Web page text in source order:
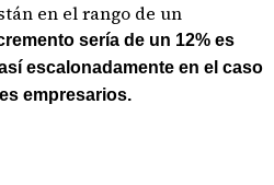
en el rango de un
sería de un 12% es
escalonadamente en el caso
empresarios.